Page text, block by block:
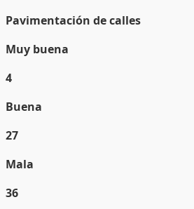
Pavimentación de calles
Muy buena
4
Buena
27
Mala
36